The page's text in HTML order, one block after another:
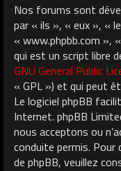
Nos forums sont
par « ils », « eux », «
« www.phpbb.com »,
qui est un script libre
GNU General Public
« GPL ») et qui peut
Le logiciel phpBB
Internet. phpBB
nous acceptons ou
conduite permis.
de phpBB, veuillez